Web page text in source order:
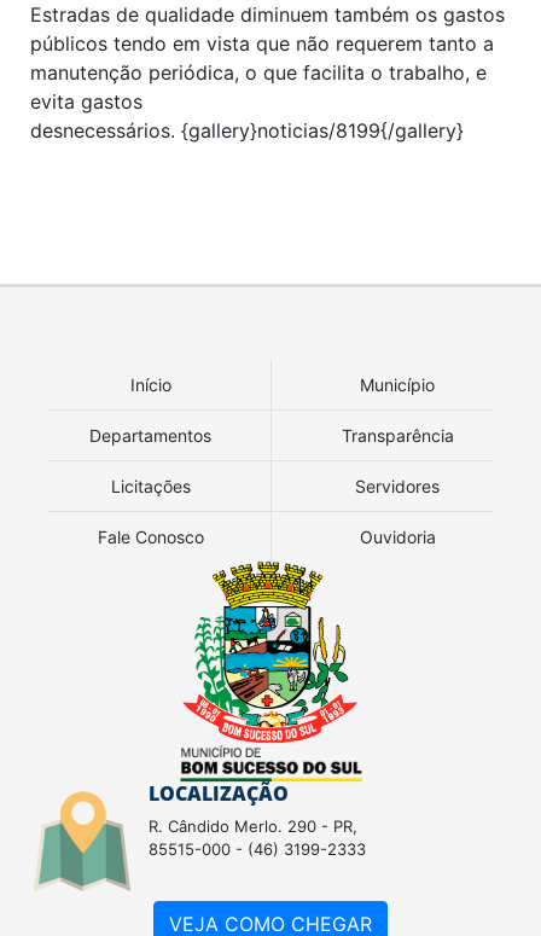
Estradas de qualidade diminuem também os gastos
públicos tendo em vista que não requerem tanto a
manutenção periódica, o que facilita o trabalho, e
evita gastos
desnecessários. {gallery}noticias/8199{/gallery}
Início Município
Departamentos Transparência
Licitações Servidores
Fale Conosco Ouvidoria
LOCALIZAÇÃO
R. Cândido Merlo. 290 - PR,
85515-000 - (46) 3199-2333
VEJA COMO CHEGAR